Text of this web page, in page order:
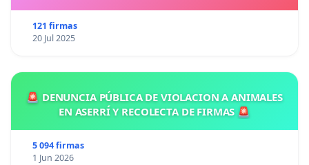
121 firmas
20 Jul 2025
🚨 DENUNCIA PÚBLICA DE VIOLACION A ANIMALES
EN ASERRÍ Y RECOLECTA DE FIRMAS 🚨
5 094 firmas
1 Jun 2026